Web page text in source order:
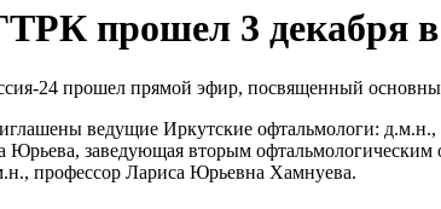
прошел 3 декабря
24 прошел прямой эфир, посвященный
ведущие Иркутские офтальмологи:
Юрьева, заведующая вторым
профессор Лариса Юрьевна Хамнуева.